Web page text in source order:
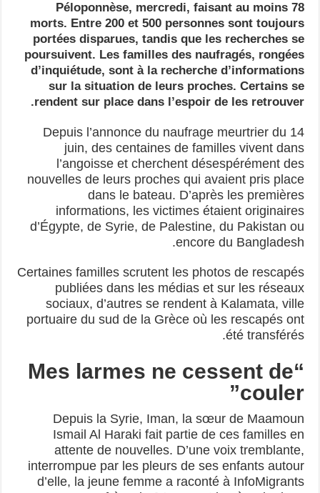
Péloponnèse, mercredi, faisant au moins 78
morts. Entre 200 et 500 personnes sont toujours
portées disparues, tandis que les recherches se
poursuivent. Les familles des naufragés, rongées
d’inquiétude, sont à la recherche d’informations
sur la situation de leurs proches. Certains se
rendent sur place dans l’espoir de les retrouver.
Depuis l’annonce du naufrage meurtrier du 14
juin, des centaines de familles vivent dans
l’angoisse et cherchent désespérément des
nouvelles de leurs proches qui avaient pris place
dans le bateau. D’après les premières
informations, les victimes étaient originaires
d’Égypte, de Syrie, de Palestine, du Pakistan ou
encore du Bangladesh.
Certaines familles scrutent les photos de rescapés
publiées dans les médias et sur les réseaux
sociaux, d’autres se rendent à Kalamata, ville
portuaire du sud de la Grèce où les rescapés ont
été transférés.
“Mes larmes ne cessent de
couler”
Depuis la Syrie, Iman, la sœur de Maamoun
Ismail Al Haraki fait partie de ces familles en
attente de nouvelles. D’une voix tremblante,
interrompue par les pleurs de ses enfants autour
d’elle, la jeune femme a raconté à InfoMigrants